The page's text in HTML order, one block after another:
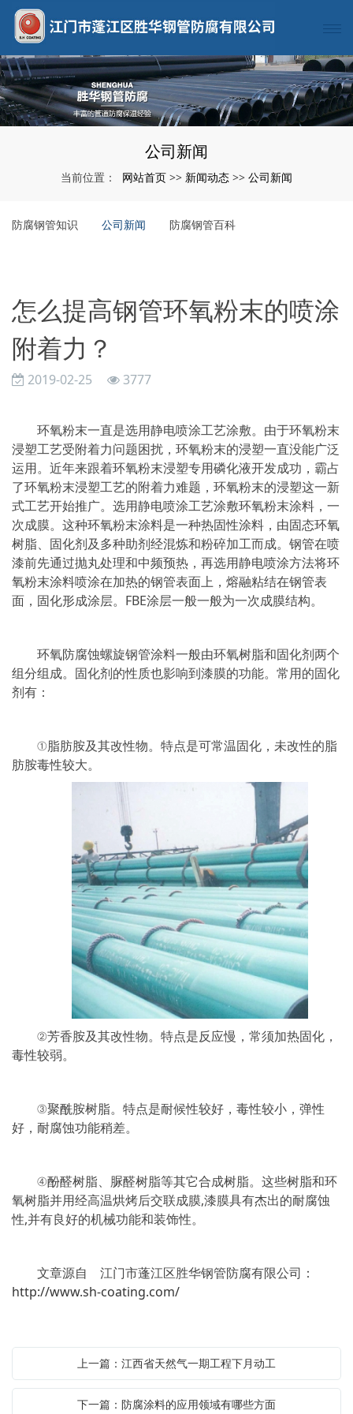
公司新闻
当前位置： 网站首页 >> 新闻动态 >> 公司新闻
防腐钢管知识 公司新闻 防腐钢管百科
怎么提高钢管环氧粉末的喷涂
附着力？
2019-02-25 3777
环氧粉末一直是选用静电喷涂工艺涂敷。由于环氧粉末
浸塑工艺受附着力问题困扰，环氧粉末的浸塑一直没能广泛
运用。近年来跟着环氧粉末浸塑专用磷化液开发成功，霸占
了环氧粉末浸塑工艺的附着力难题，环氧粉末的浸塑这一新
式工艺开始推广。选用静电喷涂工艺涂敷环氧粉末涂料，一
次成膜。这种环氧粉末涂料是一种热固性涂料，由固态环氧
树脂、固化剂及多种助剂经混炼和粉碎加工而成。钢管在喷
漆前先通过抛丸处理和中频预热，再选用静电喷涂方法将环
氧粉末涂料喷涂在加热的钢管表面上，熔融粘结在钢管表
面，固化形成涂层。FBE涂层一般一般为一次成膜结构。
环氧防腐蚀螺旋钢管涂料一般由环氧树脂和固化剂两个
组分组成。固化剂的性质也影响到漆膜的功能。常用的固化
剂有：
①脂肪胺及其改性物。特点是可常温固化，未改性的脂
肪胺毒性较大。
②芳香胺及其改性物。特点是反应慢，常须加热固化，
毒性较弱。
③聚酰胺树脂。特点是耐候性较好，毒性较小，弹性
好，耐腐蚀功能稍差。
④酚醛树脂、脲醛树脂等其它合成树脂。这些树脂和环
氧树脂并用经高温烘烤后交联成膜,漆膜具有杰出的耐腐蚀
性,并有良好的机械功能和装饰性。
文章源自 江门市蓬江区胜华钢管防腐有限公司：
http://www.sh-coating.com/
上一篇：江西省天然气一期工程下月动工
下一篇：防腐涂料的应用领域有哪些方面